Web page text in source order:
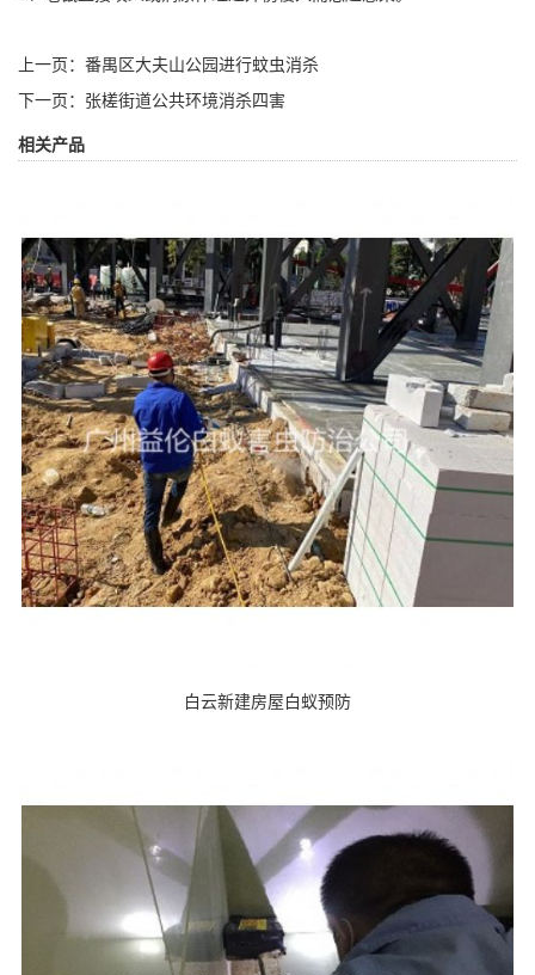
上一页： 番禺区大夫山公园进行蚊虫​消杀
下一页： 张槎街道公共环境消杀四害
相关产品
白云新建房屋白蚁预防